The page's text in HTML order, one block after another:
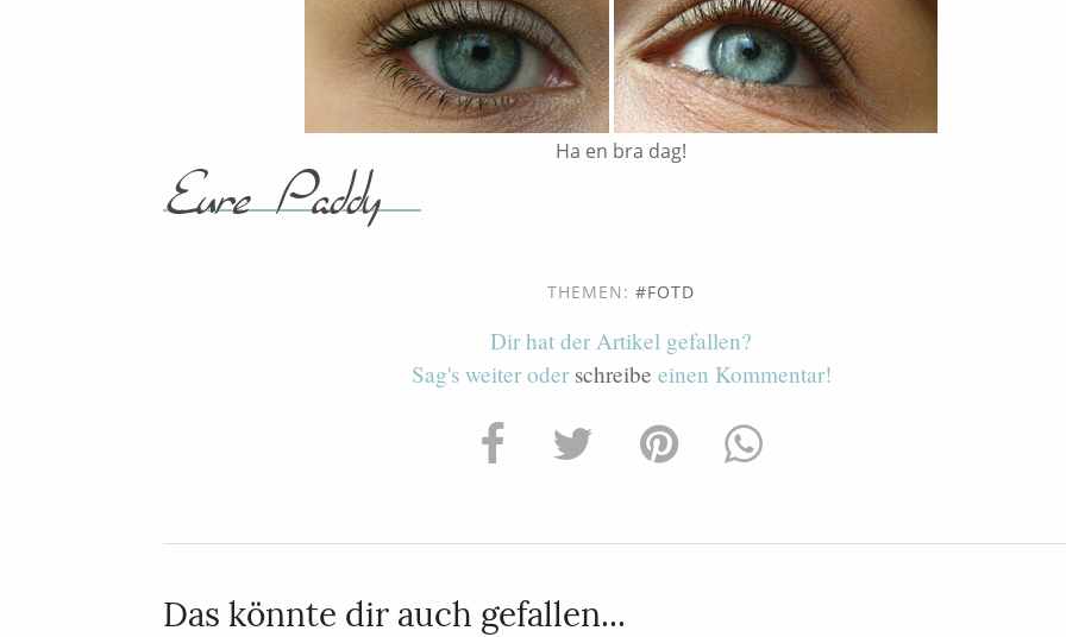
Ha en bra dag!
THEMEN: FOTD
Dir hat der Artikel gefallen?
Sag's weiter oder schreibe einen Kommentar!
Das könnte dir auch gefallen...